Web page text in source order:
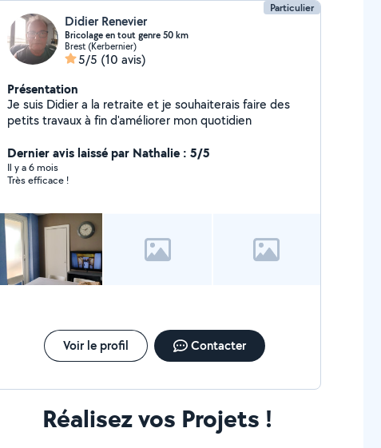
Particulier
Didier Renevier
Bricolage en tout genre 50 km
Brest (Kerbernier)
5/5 (10 avis)
Présentation
Je suis Didier a la retraite et je souhaiterais faire des
petits travaux à fin d'améliorer mon quotidien
Dernier avis laissé par Nathalie : 5/5
Il y a 6 mois
Très efficace !
Voir le profil Contacter
Réalisez vos Projets !